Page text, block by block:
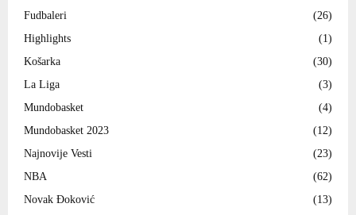
Fudbaleri
(26)
Highlights
(1)
Košarka
(30)
La Liga
(3)
Mundobasket
(4)
Mundobasket 2023
(12)
Najnovije Vesti
(23)
NBA
(62)
Novak Đoković
(13)